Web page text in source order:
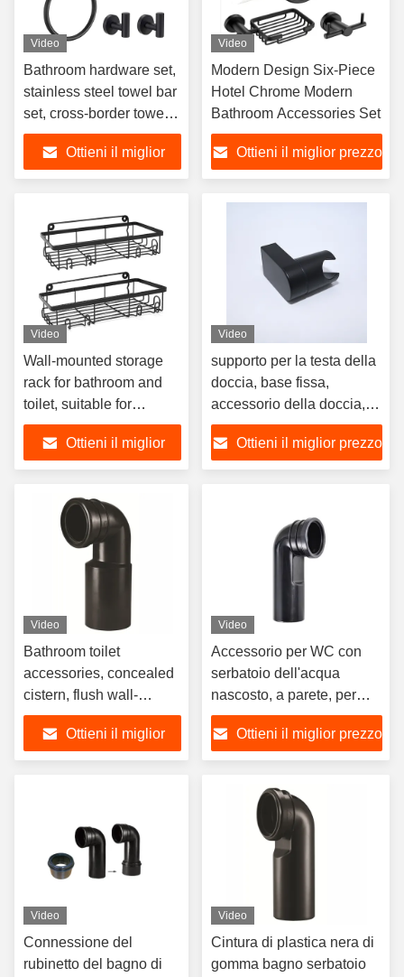
Video
Bathroom hardware set,
stainless steel towel bar
set, cross-border towel
rack, toilet paper holder,
perforated hook,
bathroom hanging
Ottieni il miglior
Video
Modern Design Six-Piece
Hotel Chrome Modern
Bathroom Accessories Set
Ottieni il miglior prezzo
Video
Wall-mounted storage
rack for bathroom and
toilet, suitable for
holding toiletries and
washroom supplies.
Ottieni il miglior
Video
supporto per la testa della
doccia, base fissa,
accessorio della doccia,
appendiabiti della testa
della doccia, regolabile
Ottieni il miglior prezzo
Video
Bathroom toilet
accessories, concealed
cistern, flush wall-
mounted sewage pipe,
toilet bend pipe, inlet
pipe
Ottieni il miglior
Video
Accessorio per WC con
serbatoio dell'acqua
nascosto, a parete, per
parete posteriore, tubo di
scarico dell'acqua di
risciacquo, tubo di
scarico, tubo per acque
Ottieni il miglior prezzo
Video
Connessione del
rubinetto del bagno di
Video
Cintura di plastica nera di
gomma bagno serbatoio